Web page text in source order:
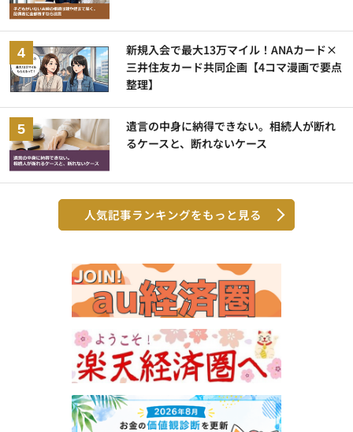
新規入会で最大13万マイル！ANAカード×
三井住友カード共同企画【4コマ漫画で要点
整理】
遺言の中身に納得できない。相続人が断れ
るケースと、断れないケース
人気記事ランキングをもっと見る